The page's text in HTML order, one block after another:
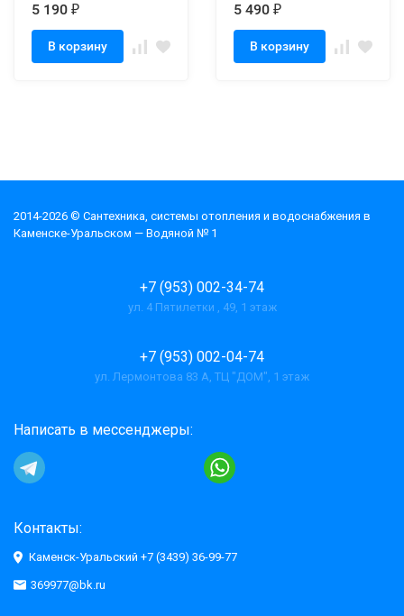
5 190 ₽
В корзину
5 490 ₽
В корзину
2014-2026 © Cантехника, системы отопления и водоснабжения в
Каменске-Уральском — Водяной № 1
+7 (953) 002-34-74
ул. 4 Пятилетки , 49, 1 этаж
+7 (953) 002-04-74
ул. Лермонтова 83 А, ТЦ "ДОМ", 1 этаж
Написать в мессенджеры:
Контакты:
Каменск-Уральский +7 (3439) 36-99-77
369977@bk.ru